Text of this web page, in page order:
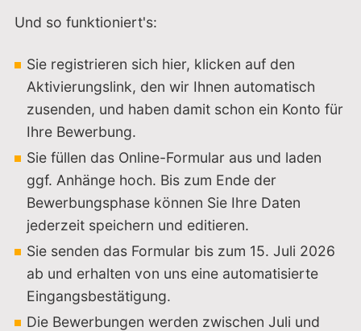
Und so funktioniert's:
Sie registrieren sich hier, klicken auf den
Aktivierungslink, den wir Ihnen automatisch
zusenden, und haben damit schon ein Konto für
Ihre Bewerbung.
Sie füllen das Online-Formular aus und laden
ggf. Anhänge hoch. Bis zum Ende der
Bewerbungsphase können Sie Ihre Daten
jederzeit speichern und editieren.
Sie senden das Formular bis zum 15. Juli 2026
ab und erhalten von uns eine automatisierte
Eingangsbestätigung.
Die Bewerbungen werden zwischen Juli und